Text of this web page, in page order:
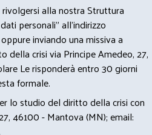
alla nostra Struttura
personali" all'indirizzo
oppure inviando una missiva a
crisi via Principe Amedeo, 27,
Le risponderà entro 30 giorni
formale.
lo studio del diritto della crisi con
46100 - Mantova (MN); email: